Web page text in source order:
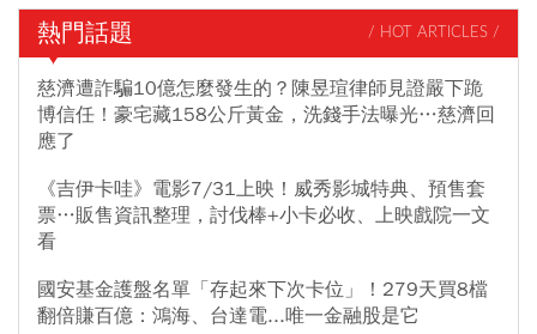
熱門話題 / HOT ARTICLES /
慈濟遭詐騙10億怎麼發生的？陳昱瑄律師見證嚴下跪
博信任！豪宅藏158公斤黃金，洗錢手法曝光…慈濟回
應了
《吉伊卡哇》電影7/31上映！威秀影城特典、預售套
票…販售資訊整理，討伐棒+小卡必收、上映戲院一文
看
國安基金護盤名單「存起來下次卡位」！279天買8檔
翻倍賺百億：鴻海、台達電...唯一金融股是它